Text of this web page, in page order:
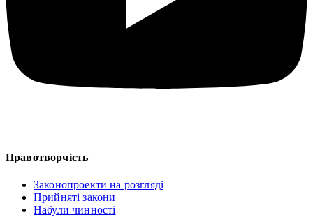
Правотворчість
Законопроекти на розгляді
Прийняті закони
Набули чинності